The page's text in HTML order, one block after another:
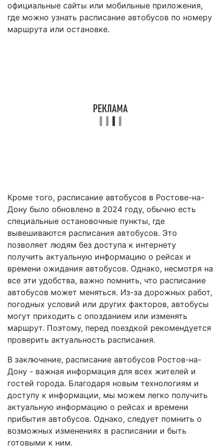
официальные сайты или мобильные приложения,
где можно узнать расписание автобусов по номеру
маршрута или остановке.
Кроме того, расписание автобусов в Ростове-на-
Дону было обновлено в 2024 году, обычно есть
специальные остановочные пункты, где
вывешиваются расписания автобусов. Это
позволяет людям без доступа к интернету
получить актуальную информацию о рейсах и
времени ожидания автобусов. Однако, несмотря на
все эти удобства, важно помнить, что расписание
автобусов может меняться. Из-за дорожных работ,
погодных условий или других факторов, автобусы
могут приходить с опозданием или изменять
маршрут. Поэтому, перед поездкой рекомендуется
проверить актуальность расписания.
В заключение, расписание автобусов Ростов-на-
Дону - важная информация для всех жителей и
гостей города. Благодаря новым технологиям и
доступу к информации, мы можем легко получить
актуальную информацию о рейсах и времени
прибытия автобусов. Однако, следует помнить о
возможных изменениях в расписании и быть
готовыми к ним.